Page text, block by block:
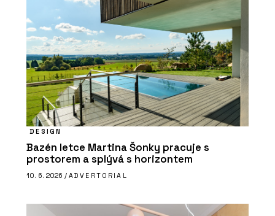
DESIGN
Bazén letce Martina Šonky pracuje s
prostorem a splývá s horizontem
10. 6. 2026 / ADVERTORIAL